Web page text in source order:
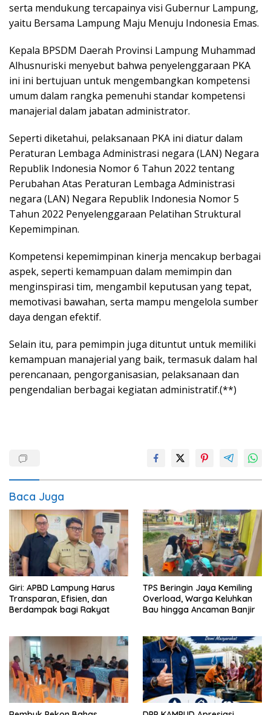
serta mendukung tercapainya visi Gubernur Lampung,
yaitu Bersama Lampung Maju Menuju Indonesia Emas.
Kepala BPSDM Daerah Provinsi Lampung Muhammad
Alhusnuriski menyebut bahwa penyelenggaraan PKA
ini ini bertujuan untuk mengembangkan kompetensi
umum dalam rangka pemenuhi standar kompetensi
manajerial dalam jabatan administrator.
Seperti diketahui, pelaksanaan PKA ini diatur dalam
Peraturan Lembaga Administrasi negara (LAN) Negara
Republik Indonesia Nomor 6 Tahun 2022 tentang
Perubahan Atas Peraturan Lembaga Administrasi
negara (LAN) Negara Republik Indonesia Nomor 5
Tahun 2022 Penyelenggaraan Pelatihan Struktural
Kepemimpinan.
Kompetensi kepemimpinan kinerja mencakup berbagai
aspek, seperti kemampuan dalam memimpin dan
menginspirasi tim, mengambil keputusan yang tepat,
memotivasi bawahan, serta mampu mengelola sumber
daya dengan efektif.
Selain itu, para pemimpin juga dituntut untuk memiliki
kemampuan manajerial yang baik, termasuk dalam hal
perencanaan, pengorganisasian, pelaksanaan dan
pengendalian berbagai kegiatan administratif.(**)
Baca Juga
Giri: APBD Lampung Harus
Transparan, Efisien, dan
Berdampak bagi Rakyat
TPS Beringin Jaya Kemiling
Overload, Warga Keluhkan
Bau hingga Ancaman Banjir